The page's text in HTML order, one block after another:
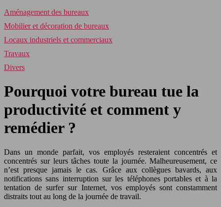
Aménagement des bureaux
Mobilier et décoration de bureaux
Locaux industriels et commerciaux
Travaux
Divers
Pourquoi votre bureau tue la
productivité et comment y
remédier ?
Dans un monde parfait, vos employés resteraient concentrés et
concentrés sur leurs tâches toute la journée. Malheureusement, ce
n’est presque jamais le cas. Grâce aux collègues bavards, aux
notifications sans interruption sur les téléphones portables et à la
tentation de surfer sur Internet, vos employés sont constamment
distraits tout au long de la journée de travail.